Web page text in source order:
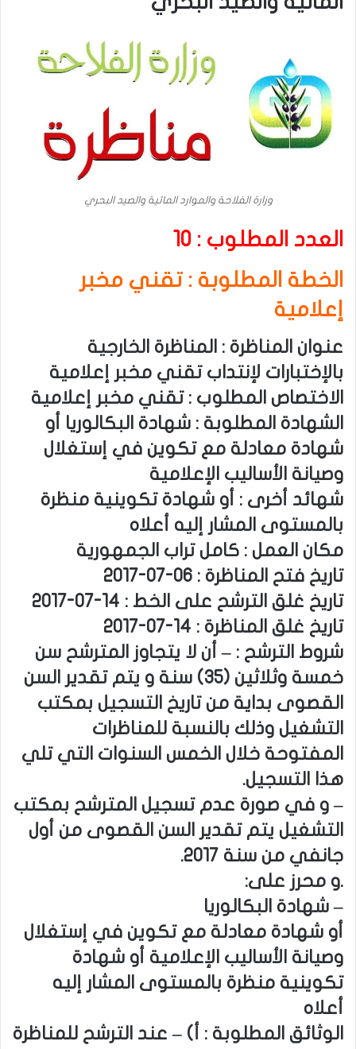
وزارة الفلاحة والموارد المائية والصيد البحري
العدد المطلوب : 10
الخطة المطلوبة : تقني مخبر
إعلامية
عنوان المناظرة : المناظرة الخارجية
بالإختبارات لإنتداب تقني مخبر إعلامية
الاختصاص المطلوب : تقني مخبر إعلامية
الشهادة المطلوبة : شهادة البكالوريا أو
شهادة معادلة مع تكوين في إستغلال
وصيانة الأساليب الإعلامية
شهائد أخرى : أو شهادة تكوينية منظرة
بالمستوى المشار إليه أعلاه
مكان العمل : كامل تراب الجمهورية
تاريخ فتح المناظرة : 06-07-2017
تاريخ غلق الترشح على الخط : 14-07-2017
تاريخ غلق المناظرة : 14-07-2017
شروط الترشح : – أن لا يتجاوز المترشح سن
خمسة وثلاثين (35) سنة و يتم تقدير السن
القصوى بداية من تاريخ التسجيل بمكتب
التشغيل وذلك بالنسبة للمناظرات
المفتوحة خلال الخمس السنوات التي تلي
هذا التسجيل.
– و في صورة عدم تسجيل المترشح بمكتب
التشغيل يتم تقدير السن القصوى من أول
جانفي من سنة 2017.
.و محرز على:
– شهادة البكالوريا
أو شهادة معادلة مع تكوين في إستغلال
وصيانة الأساليب الإعلامية أو شهادة
تكوينية منظرة بالمستوى المشار إليه
أعلاه
الوثائق المطلوبة : أ‌) – عند الترشح للمناظرة